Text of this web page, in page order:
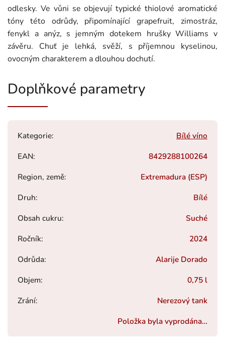
odlesky. Ve vůni se objevují typické thiolové aromatické
tóny této odrůdy, připomínající grapefruit, zimostráz,
fenykl a anýz, s jemným dotekem hrušky Williams v
závěru. Chuť je lehká, svěží, s příjemnou kyselinou,
ovocným charakterem a dlouhou dochutí.
Doplňkové parametry
Kategorie:
Bílé víno
EAN:
8429288100264
Region, země:
Extremadura (ESP)
Druh:
Bílé
Obsah cukru:
Suché
Ročník:
2024
Odrůda:
Alarije Dorado
Objem:
0,75 l
Zrání:
Nerezový tank
Položka byla vyprodána…